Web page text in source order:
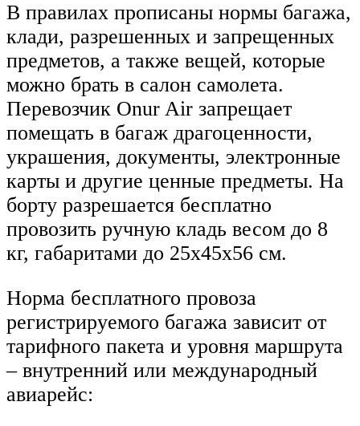
В правилах прописаны нормы багажа,
клади, разрешенных и запрещенных
предметов, а также вещей, которые
можно брать в салон самолета.
Перевозчик Onur Air запрещает
помещать в багаж драгоценности,
украшения, документы, электронные
карты и другие ценные предметы. На
борту разрешается бесплатно
провозить ручную кладь весом до 8
кг, габаритами до 25х45х56 см.
Норма бесплатного провоза
регистрируемого багажа зависит от
тарифного пакета и уровня маршрута
– внутренний или международный
авиарейс: